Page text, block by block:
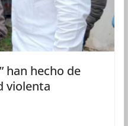
han hecho de
violenta